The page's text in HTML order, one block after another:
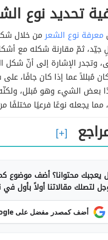
تحديد نوع
معرفة نوع الشعرمن خلال
جيّد، ثمّ مقارنة شكله مع
وتجدر الإشارة إلى أنّ
مُبللاً عما إذا كان جافًا،
بعض الشيء وهو مُبلل،
يجعله نوعًا فرعيًا مختلفًا
يعجبك محتوانا؟ أضف موضوع
لتصلك مقالاتنا أولاً بأول في
أضف كمصدر مفضل على Google